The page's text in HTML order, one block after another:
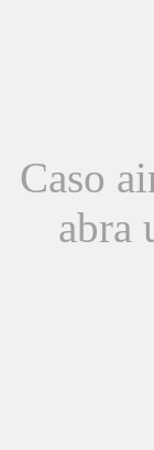
Caso
abra